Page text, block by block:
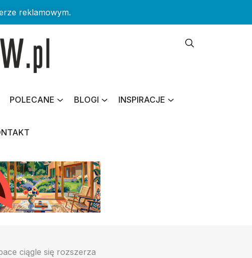
reklamowym.
POLECANE BLOGI INSPIRACJE
ciągle się rozszerza